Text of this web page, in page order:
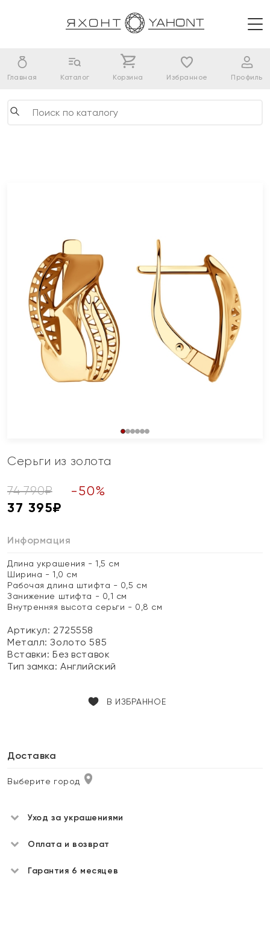
Главная Каталог Корзина Избранное Профиль
Серьги из золота
74 790₽ -50%
37 395₽
Информация
Длина украшения - 1,5 см
Ширина - 1,0 см
Рабочая длина штифта - 0,5 см
Занижение штифта - 0,1 см
Внутренняя высота серьги - 0,8 см
Артикул: 2725558
Металл:Золото 585
Вставки:Без вставок
Тип замка:Английский
В ИЗБРАННОЕ
Доставка
Выберите город
Уход за украшениями
Оплата и возврат
Гарантия 6 месяцев